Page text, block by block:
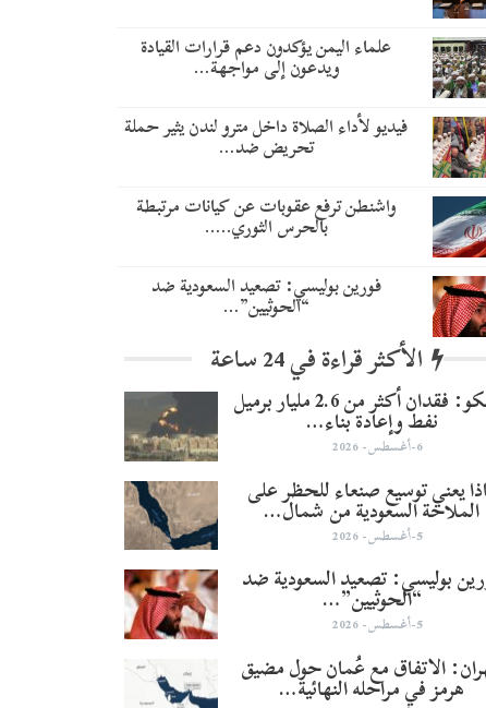
علماء اليمن يؤكدون دعم قرارات القيادة
ويدعون إلى مواجهة…
فيديو لأداء الصلاة داخل مترو لندن يثير حملة
تحريض ضد…
واشنطن ترفع عقوبات عن كيانات مرتبطة
بالحرس الثوري..…
​فورين بوليسي: تصعيد السعودية ضد
“الحوثيين”…
الأكثر قراءة في 24 ساعة
أرامكو: فقدان أكثر من 2.6 مليار برميل
نفط وإعادة بناء…
6-أغسطس- 2026
يعني توسيع صنعاء للحظر على
الملاحة السعودية من شمال…
5-أغسطس- 2026
بوليسي: تصعيد السعودية ضد
“الحوثيين”…
5-أغسطس- 2026
الاتفاق مع عُمان حول مضيق
هرمز في مراحله النهائية…